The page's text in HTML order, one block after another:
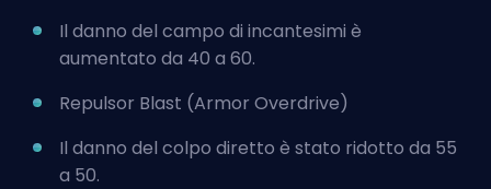
Il danno del campo di incantesimi è
aumentato da 40 a 60.
Repulsor Blast (Armor Overdrive)
Il danno del colpo diretto è stato ridotto da 55
a 50.